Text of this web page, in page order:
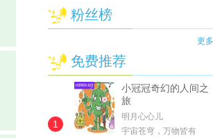
粉丝榜
更
免费推荐
1
小冠冠奇幻的人间之
旅
明月心心儿
宇宙苍穹，万物皆有